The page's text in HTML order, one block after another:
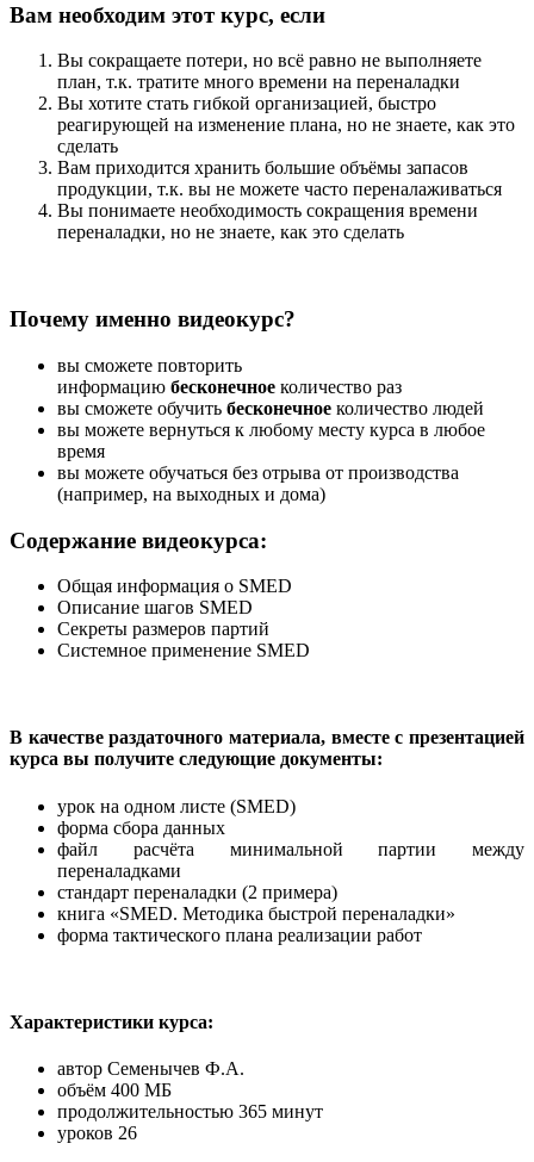
Вам необходим этот курс, если
Вы сокращаете потери, но всё равно не выполняете
план, т.к. тратите много времени на переналадки
Вы хотите стать гибкой организацией, быстро
реагирующей на изменение плана, но не знаете, как это
сделать
Вам приходится хранить большие объёмы запасов
продукции, т.к. вы не можете часто переналаживаться
Вы понимаете необходимость сокращения времени
переналадки, но не знаете, как это сделать
Почему именно видеокурс?
вы сможете повторить
информацию бесконечное количество раз
вы сможете обучить бесконечное количество людей
вы можете вернуться к любому месту курса в любое
время
вы можете обучаться без отрыва от производства
(например, на выходных и дома)
Содержание видеокурса:
Общая информация о SMED
Описание шагов SMED
Секреты размеров партий
Системное применение SMED
В качестве раздаточного материала, вместе с презентацией
курса вы получите следующие документы:
урок на одном листе (SMED)
форма сбора данных
файл расчёта минимальной партии между
переналадками
стандарт переналадки (2 примера)
книга «SMED. Методика быстрой переналадки»
форма тактического плана реализации работ
Характеристики курса:
автор Семенычев Ф.А.
объём 400 МБ
продолжительностью 365 минут
уроков 26